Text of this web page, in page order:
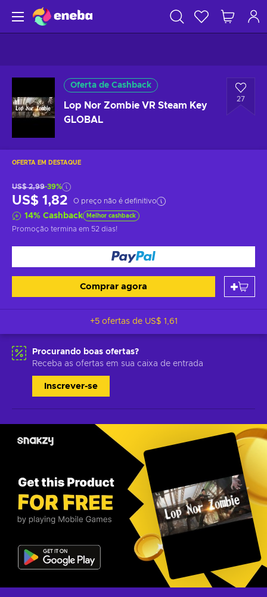
Oferta de Cashback
Lop Nor Zombie VR Steam Key
GLOBAL
27
OFERTA EM DESTAQUE
US$ 2,99-39%
US$ 1,82 O preço não é definitivo
14% Cashback Melhor cashback
Promoção termina em 52 dias!
Comprar agora
+5 ofertas de US$ 1,61
Procurando boas ofertas?
Receba as ofertas em sua caixa de entrada
Inscrever-se